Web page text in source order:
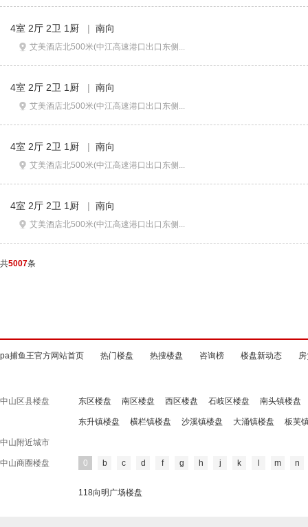
4室 2厅 2卫 1厨 | 南向
艾美酒店北500米(中江高速港口出口东侧...
4室 2厅 2卫 1厨 | 南向
艾美酒店北500米(中江高速港口出口东侧...
4室 2厅 2卫 1厨 | 南向
艾美酒店北500米(中江高速港口出口东侧...
4室 2厅 2卫 1厨 | 南向
艾美酒店北500米(中江高速港口出口东侧...
共5007条
pa捕鱼王官方网站首页 热门楼盘 热搜楼盘 咨询榜 楼盘新动态
中山区县楼盘 东区楼盘 南区楼盘 西区楼盘 石岐区楼盘 南头镇楼盘
东升镇楼盘 横栏镇楼盘 沙溪镇楼盘 大涌镇楼盘 板芙
中山附近城市
中山商圈楼盘 0 b c d f g h j k m n
118向明广场楼盘